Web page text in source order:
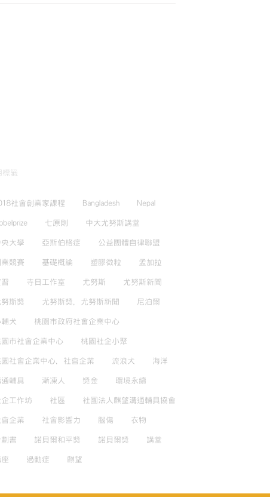
標籤
社會創業家課程 Bangladesh Nepal
七原則 中大尤努斯講堂
央大學 亞斯伯格症 公益團體自律聯盟
業競賽 基礎概論 塑膠微粒 孟加拉
習 寺日工作室 尤努斯 尤努斯新聞
努斯獎 尤努斯獎，尤努斯新聞 尼泊爾
輔犬 桃園市政府社會企業中心
園市社會企業中心 桃園社企小聚
園社會企業中心，社會企業 流浪犬 海洋
通輔具 漸凍人 獎金 環境永續
企工作坊 社區 社團法人麒望溝通輔具協會
會企業 社會影響力 腦傷 衣物
劃書 諾貝爾和平獎 諾貝爾獎 講堂
座 過動症 麒望